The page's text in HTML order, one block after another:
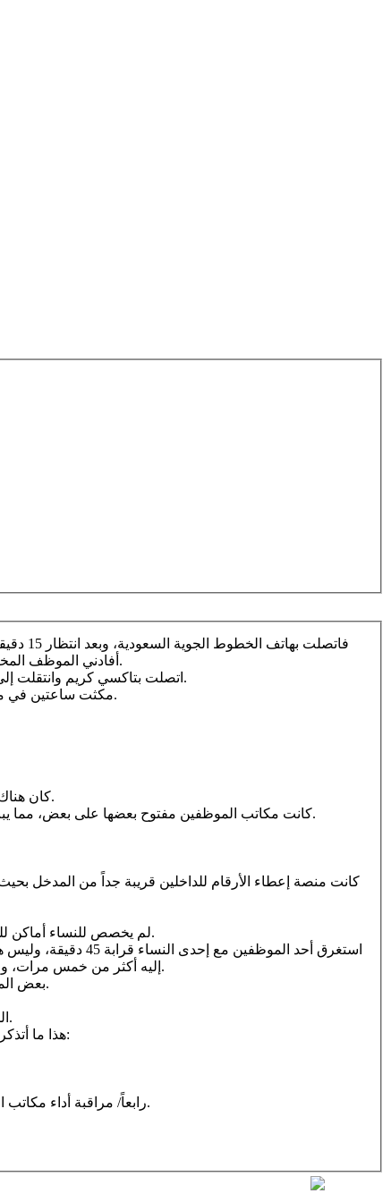
أفادني الموظف المختص بأن علي الذهاب إلى المطار أو إلى أحد مكاتب الخطوط؛ لعدم توافر الخدمة المطلوبة عبر موقع الخطوط ولا عن طريق الاتصال الهاتفي.
اتصلت بتاكسي كريم وانتقلت إلى مكتب الخطوط بحي الخالدية، وبعد انتظار ساعتين أفادني الموظف بأن مكتب الخطوط لا يمكنه تعديل الحجز، وأن علي الذهاب إلى المطار.
مكثت ساعتين في مكتب الخطوط قبل أخذ الإفادة السلبية، واجتمع لي مجموعة من الملحوظات أوردها هنا للاستفادة منها في تطوير خدمات الخطوط السعودية.
5/ كان هناك اهتمام جميل ورائد بالنساء؛ من حيث التعجيل بأخذ الأرقام دون الوقوف في الطابور كالرجال، وتلك منقبة جميلة للمكتب والمشرف عليه.
6/ كانت مكاتب الموظفين مفتوح بعضها على بعض، مما يبث روح الإنجاز في الجميع؛ خصوصاً: المنافسة بإعلان إحالة العملاء على أرقام المكاتب المنجزة للعمل السابق مرة بعد مرة بشكل ملحوظ.
3/ لم يخصص للنساء أماكن للجلوس، مما يضطرهن للجلوس مع الرجال، وقد يضطر الرجال للوقوف طويلاً مع وجود مكان للجلوس حياءً من امرأة تجلس وسط المقعد.
إليه أكثر من خمس مرات، وفي كل مرة يقوم الموظف المجاور باستدعاء العميل الجديد نيابة عن الموظف المستغرق في الحديث مع تلك المرأة على نحوٍ سافرٍ وملحوظ.
5/ بعض الموظفين لم يكن بمستوى نشاط زملائه الباقين؛ بسبب كثرة مغادرته مكتبه، وتركه العميل فترة طويلة نسبياً من أجل الحديث مع زميل آخر.
7/ الموظف الذي أفادني بلزوم الذهاب إلى المطار تحدث معي وهو واقف يريد الخروج من المكتب؛ ما جعلني أشك في أن خبره محتمل الصدق.
هذا ما أتذكره من سلبيات وقفت عليها في ذلك المكتب الجميل، ولعلي أورد بعض الاقتراحات التي سترفع من مستوى خدمات الخطوط الجوية السعودية:
رابعاً/ مراقبة أداء مكاتب الخطوط داخل المدن، وقياس مستويات الأداء عبر مقاييس عالمية تمنع التحايل من الموظف كالحالة الواردة في الفقرة الرابعة من السلبيات.